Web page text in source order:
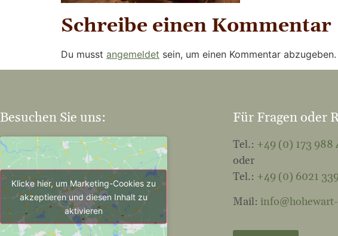
Schreibe einen Kommentar
Du musst angemeldet sein, um einen Kommentar abzugeben.
Besuchen Sie uns:
Klicke hier, um Marketing-Cookies zu
akzeptieren und diesen Inhalt zu
aktivieren
Für Fragen oder
Tel.: +49 (0) 173 988
oder
Tel.: +49 (0) 6021
Mail: